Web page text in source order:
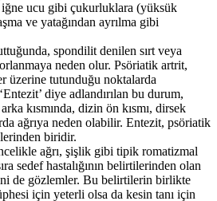
ucu gibi çukurluklara (yüksük
ve yatağından ayrılma gibi
spondilit denilen sırt veya
neden olur. Psöriatik artrit,
üzerine tutunduğu noktalarda
diye adlandırılan bu durum,
kısmında, dizin ön kısmı, dirsek
ağrıya neden olabilir. Entezit, psöriatik
biridir.
ağrı, şişlik gibi tipik romatizmal
sedef hastalığının belirtilerinden olan
de gözlemler. Bu belirtilerin birlikte
için yeterli olsa da kesin tanı için